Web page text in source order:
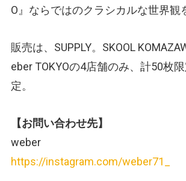
O』ならではのクラシカルな世界観
販売は、SUPPLY。SKOOL
eber TOKYOの4店舗のみ、計50枚
定。
【お問い合わせ先】
weber
https://instagram.com/weber71_